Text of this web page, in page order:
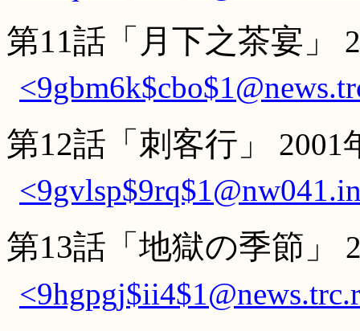
第11話「月下之茶宴」
第12話「刺客行」
2001
第13話「地獄の季節」